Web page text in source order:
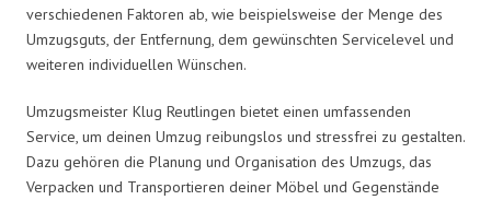
verschiedenen Faktoren ab, wie beispielsweise der Menge des
Umzugsguts, der Entfernung, dem gewünschten Servicelevel und
weiteren individuellen Wünschen.
Umzugsmeister Klug Reutlingen bietet einen umfassenden
Service, um deinen Umzug reibungslos und stressfrei zu gestalten.
Dazu gehören die Planung und Organisation des Umzugs, das
Verpacken und Transportieren deiner Möbel und Gegenstände